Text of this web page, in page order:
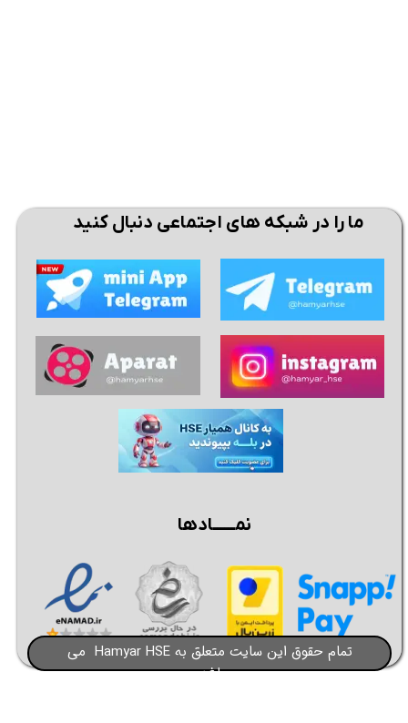
★★★ ★
تمام حقوق این سایت متعلق به Hamyar HSE می
باشد​​​​​​​
ما را در شبکه های اجتماعی دنبال کنید
نمــــــادها